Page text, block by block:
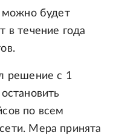
можно будет
в течение года
решение с 1
по всем
Мера принята